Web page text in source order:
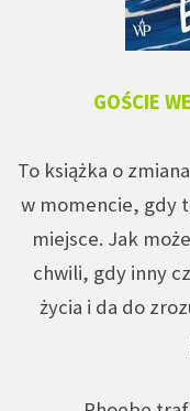
GOŚCIE
To książka o
w momencie, gdy
miejsce. Jak
chwili, gdy inny
życia i da do